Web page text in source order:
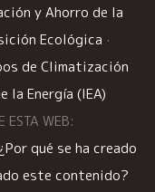
y Ahorro de la
Ecológica ·
de Climatización
la Energía (IEA)
ESTA WEB:
qué se ha creado
este contenido?